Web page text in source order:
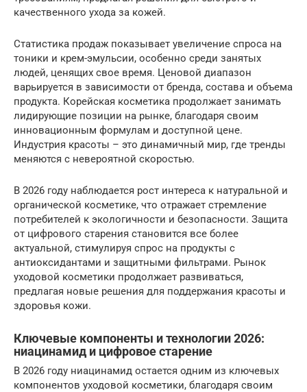
качественного ухода за кожей.
Статистика продаж показывает увеличение спроса на
тоники и крем-эмульсии, особенно среди занятых
людей, ценящих свое время. Ценовой диапазон
варьируется в зависимости от бренда, состава и объема
продукта. Корейская косметика продолжает занимать
лидирующие позиции на рынке, благодаря своим
инновационным формулам и доступной цене.
Индустрия красоты – это динамичный мир, где тренды
меняются с невероятной скоростью.
В 2026 году наблюдается рост интереса к натуральной и
органической косметике, что отражает стремление
потребителей к экологичности и безопасности. Защита
от цифрового старения становится все более
актуальной, стимулируя спрос на продукты с
антиоксидантами и защитными фильтрами. Рынок
уходовой косметики продолжает развиваться,
предлагая новые решения для поддержания красоты и
здоровья кожи.
Ключевые компоненты и технологии 2026:
ниацинамид и цифровое старение
В 2026 году ниацинамид остается одним из ключевых
компонентов уходовой косметики, благодаря своим